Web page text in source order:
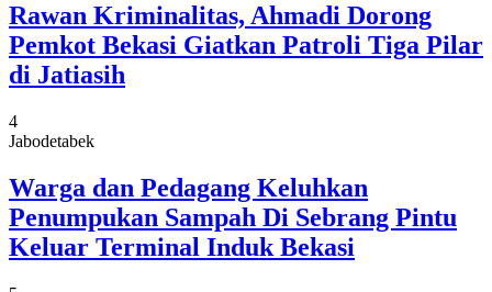
Rawan Kriminalitas, Ahmadi Dorong
Pemkot Bekasi Giatkan Patroli Tiga Pilar
di Jatiasih
4
Jabodetabek
Warga dan Pedagang Keluhkan
Penumpukan Sampah Di Sebrang Pintu
Keluar Terminal Induk Bekasi